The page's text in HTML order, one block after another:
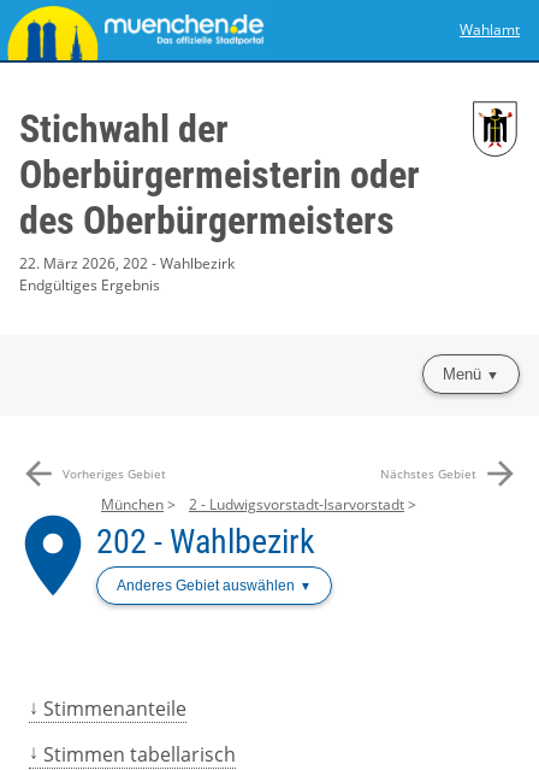
Wahlamt
Stichwahl der
Oberbürgermeisterin oder
des Oberbürgermeisters
22. März 2026, 202 - Wahlbezirk
Endgültiges Ergebnis
Menü
arrow_back Vorheriges Gebiet Nächstes Gebiet arrow_forward
place
München 2 - Ludwigsvorstadt-Isarvorstadt
202 - Wahlbezirk
Anderes Gebiet auswählen
Stimmenanteile
Stimmen tabellarisch